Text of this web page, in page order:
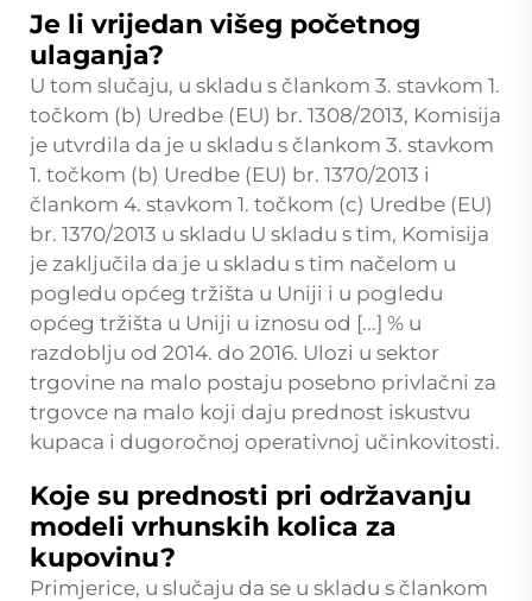
Je li vrijedan višeg početnog
ulaganja?
U tom slučaju, u skladu s člankom 3. stavkom 1.
točkom (b) Uredbe (EU) br. 1308/2013, Komisija
je utvrdila da je u skladu s člankom 3. stavkom
1. točkom (b) Uredbe (EU) br. 1370/2013 i
člankom 4. stavkom 1. točkom (c) Uredbe (EU)
br. 1370/2013 u skladu U skladu s tim, Komisija
je zaključila da je u skladu s tim načelom u
pogledu općeg tržišta u Uniji i u pogledu
općeg tržišta u Uniji u iznosu od [...] % u
razdoblju od 2014. do 2016. Ulozi u sektor
trgovine na malo postaju posebno privlačni za
trgovce na malo koji daju prednost iskustvu
kupaca i dugoročnoj operativnoj učinkovitosti.
Koje su prednosti pri održavanju
modeli vrhunskih kolica za
kupovinu?
Primjerice, u slučaju da se u skladu s člankom